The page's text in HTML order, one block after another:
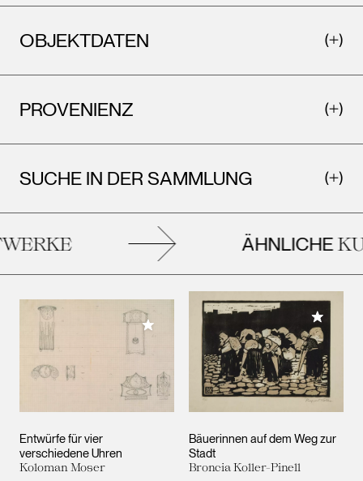
OBJEKTDATEN
PROVENIENZ
SUCHE IN DER SAMMLUNG
ÄHNLICHE
Entwürfe für vier
verschiedene Uhren
Koloman Moser
Meiner Sammlung hinzufügen
Bäuerinnen auf dem Weg zur
Stadt
Broncia Koller-Pinell
Meiner